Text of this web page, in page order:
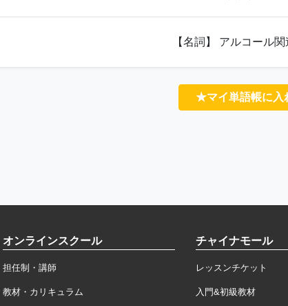
【名詞】 アルコール
★マイ単語帳に入
オンラインスクール
担任制・講師
教材・カリキュラム
チャイナモール
レッスンチケット
入門&初級教材